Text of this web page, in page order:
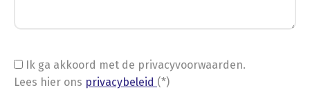
Ik ga akkoord met de privacyvoorwaarden.
Lees hier ons privacybeleid (*)